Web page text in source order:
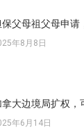
保父母祖父母申请
年8月8日
拿大边境局扩权，
年6月14日